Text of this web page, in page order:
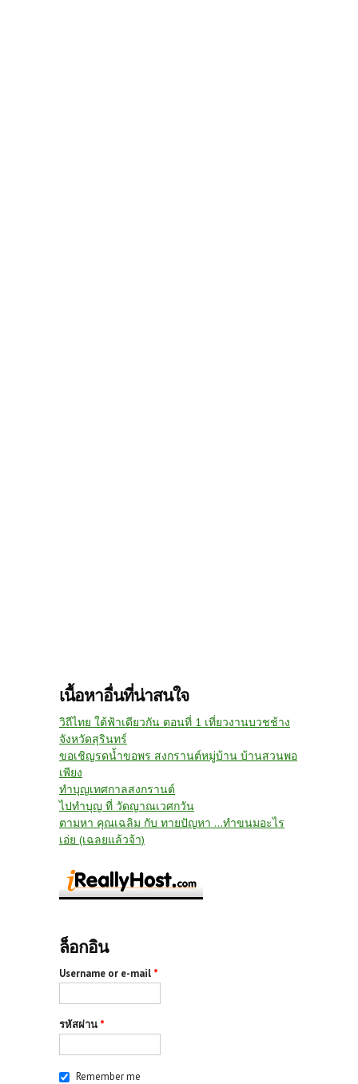
เนื้อหาอื่นที่น่าสนใจ
วิถีไทย ใต้ฟ้าเดียวกัน ตอนที่ 1 เที่ยวงานบวชช้าง
จังหวัดสุรินทร์
ขอเชิญรดน้ำขอพร สงกรานต์หมู่บ้าน บ้านสวนพอ
เพียง
ทำบุญเทศกาลสงกรานต์
ไปทำบุญ ที่ วัดญาณเวศกวัน
ตามหา คุณเฉลิม กับ ทายปัญหา ...ทำขนมอะไร
เอ่ย (เฉลยแล้วจ้า)
ล็อกอิน
Username or e-mail *
รหัสผ่าน *
Remember me